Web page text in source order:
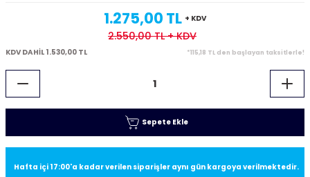
1.275,00 TL + KDV
2.550,00 TL+ KDV
KDV DAHİL 1.530,00 TL *115,18 TL den başlayan taksitlerle!
Sepete Ekle
Hafta içi 17:00'a kadar verilen siparişler aynı gün kargoya verilmektedir.